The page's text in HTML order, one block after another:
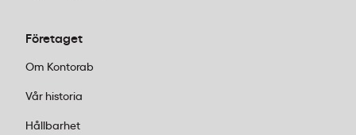
Företaget
Om Kontorab
Vår historia
Hållbarhet